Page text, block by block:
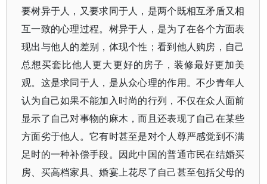
要树异于人，又要求同于人，是两个既相互矛盾又相
互一致的心理过程。树异于人，是为了在各个方面表
现出与他人的差别，体现个性；看到他人购房，自己
总想买套比他人更大更好的房子，装修最好更加美
观。这是求同于人，是从众心理的作用。不少青年人
认为自己如果不能加入时尚的行列，不仅在众人面前
显示了自己对事物的麻木，而且还表现了自己在某些
方面劣于他人。它有时甚至是对个人尊严感觉到不满
足时的一种补偿手段。因此中国的普通市民在结婚买
房、买高档家具、婚宴上花尽了自己甚至包括父母的